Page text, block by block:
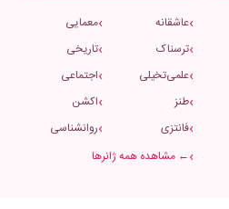
عاشقانه
معمایی
ترسناک
تاریخی
علمی‌تخیلی
اجتماعی
طنز
اکشن
فانتزی
روانشناسی
← مشاهده همه ژانرها